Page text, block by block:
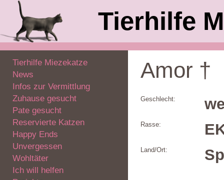
Tierhilfe
Tierhilfe Miezekatze
News
Infos zur Vermittlung
Zuhause gesucht
Pate gesucht
Reservierte Katzen
Happy Ends
Unvergessen
Wohltäter
Ich will helfen
Amor †
Geschlecht:
Rasse:
Land/Ort: